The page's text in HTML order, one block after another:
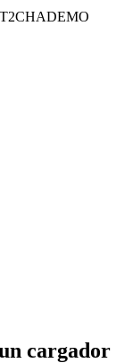
CHADEMO
cargador